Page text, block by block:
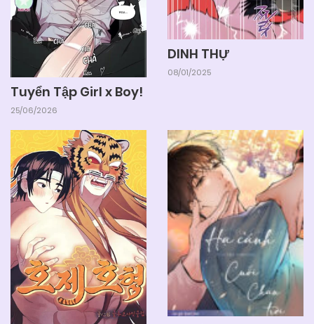
Tuyển Tập Girl x Boy!
25/06/2026
DINH THỰ
08/01/2025